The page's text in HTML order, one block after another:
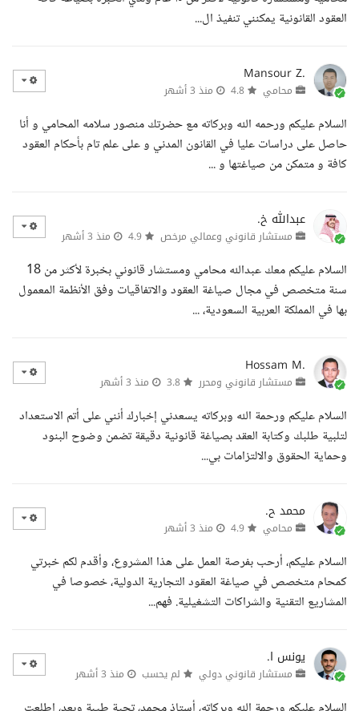
العقود القانونية يمكنني تنفيذ ال...
Mansour Z.
محامي منذ 3 أشهر
السلام عليكم ورحمه الله وبركاته مع حضرتك منصور سلامه المحامي و أنا
حاصل على دراسات عليا في القانون المدني و على علم تام بأحكام العقود
كافة و متمكن من صياغتها و ...
عبدالله خ.
مستشار قانوني وعمالي مرخص منذ 3 أشهر
السلام عليكم معك عبدالله محامي ومستشار قانوني بخبرة لأكثر من 18
سنة متخصص في مجال صياغة العقود والاتفاقيات وفق الأنظمة المعمول
بها في المملكة العربية السعودية، ...
Hossam M.
مستشار قانوني ومحرر منذ 3 أشهر
السلام عليكم ورحمة الله وبركاته يسعدني إخبارك أنني على أتم الاستعداد
لتلبية طلبك وكتابة العقد بصياغة قانونية دقيقة تضمن وضوح البنود
وحماية الحقوق والالتزامات بي...
محمد ح.
محامي منذ 3 أشهر
السلام عليكم، أرحب بفرصة العمل على هذا المشروع، وأقدم لكم خبرتي
كمحام متخصص في صياغة العقود التجارية الدولية، خصوصا في
المشاريع التقنية والشراكات التشغيلية. فهم...
يونس ا.
مستشار قانوني دولي لم يحسب منذ 3 أشهر